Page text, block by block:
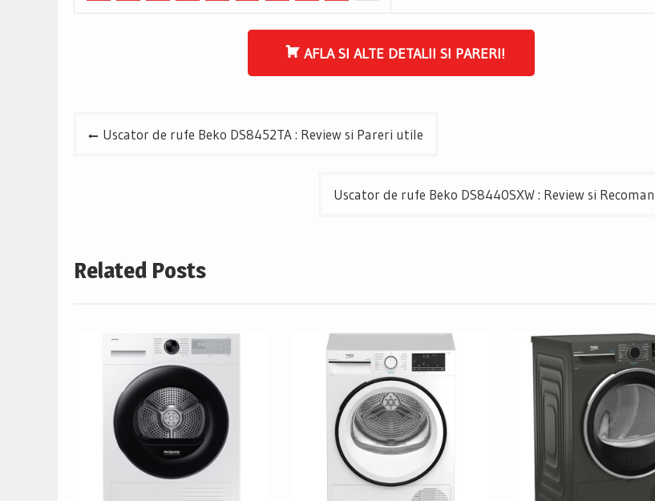
AFLA SI ALTE DETALII SI PARERI!
Navigare
Uscator de rufe Beko DS8452TA : Review si Pareri utile
Uscator de rufe Beko DS8440SXW : Review si
Related Posts